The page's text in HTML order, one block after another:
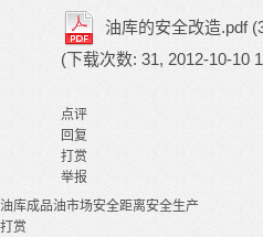
油库的安全改造.pdf
(下载次数: 31, 2012-10-10
点评
回复
打赏
举报
油库成品油市场安全距离安全生产
打赏